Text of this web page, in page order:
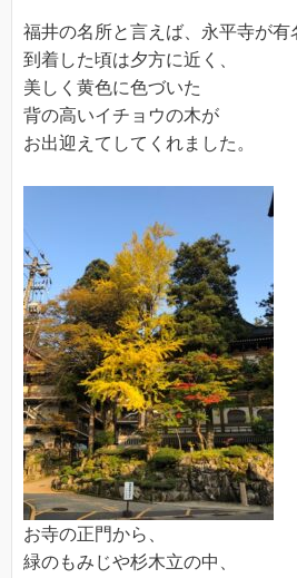
福井の名所と言えば、永平寺が有
到着した頃は夕方に近く、
美しく黄色に色づいた
背の高いイチョウの木が
お出迎えてしてくれました。
お寺の正門から、
緑のもみじや杉木立の中、